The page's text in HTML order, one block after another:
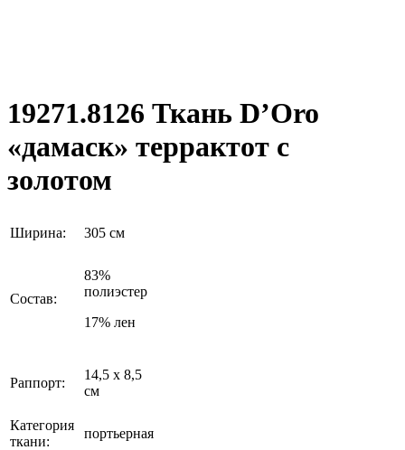
19271.8126 Ткань D’Oro
«дамаск» террактот с
золотом
Ширина: 305 см
Состав:
83%
полиэстер
17% лен
Раппорт:
14,5 х 8,5
см
Категория
ткани:
портьерная